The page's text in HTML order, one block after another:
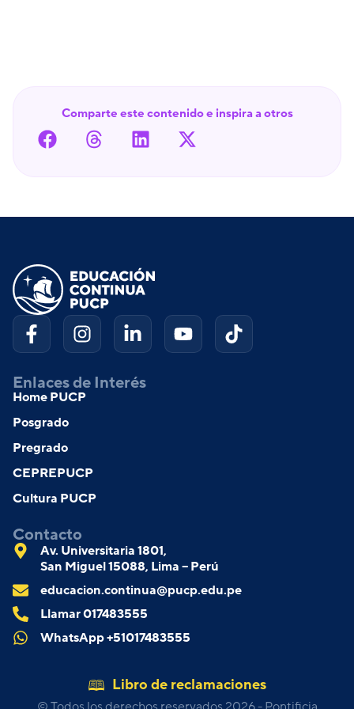
Comparte este contenido e inspira a otros
Enlaces de Interés
Home PUCP
Posgrado
Pregrado
CEPREPUCP
Cultura PUCP
Contacto
Av. Universitaria 1801,
San Miguel 15088, Lima – Perú
educacion.continua@pucp.edu.pe
Llamar 017483555
WhatsApp +51017483555
Libro de reclamaciones